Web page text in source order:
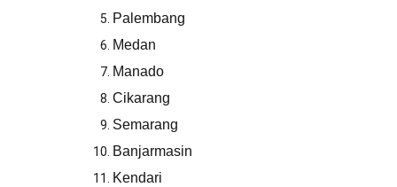
Palembang
Medan
Manado
Cikarang
Semarang
Banjarmasin
Kendari